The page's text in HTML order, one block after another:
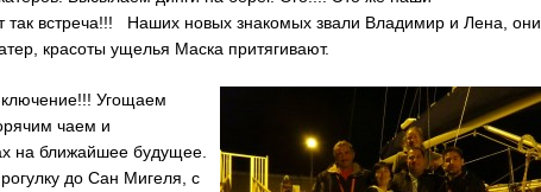
так встреча!!! Наших новых знакомых звали Владимир и Лена, они
красоты ущелья Маска притягивают.
Угощаем
чаем и
на ближайшее будущее.
до Сан Мигеля, с